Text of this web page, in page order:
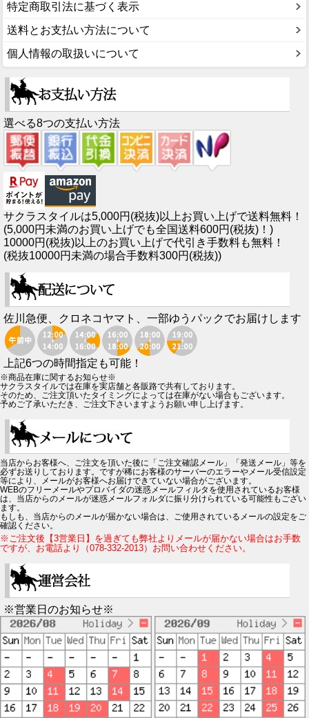
特定商取引法に基づく表示
送料とお支払い方法について
個人情報の取扱いについて
選べる8つの支払い方法
サクラスタイルは5,000円(税抜)以上お買い上げで送料無料！
(5,000円未満のお買い上げでも全国送料600円(税抜)！)
10000円(税抜)以上のお買い上げで代引き手数料も無料！
(税抜10000円未満の場合手数料300円(税抜))
佐川急便、クロネコヤマト、一部ゆうパックでお届けします
上記6つの時間指定も可能！
※商品在庫に関するお知らせ※
サクラスタイルでは在庫を実店舗と各販路で共有しております。
そのため、ご注文頂いたタイミングによっては在庫がない場合もございます。
予めご了承いただき、ご注文下さいますようお願い申し上げます。
当店からお客様へ、ご注文を頂いた後に「ご注文確認メール」「発送メール」等を
必ずお送りしております。ですが稀にお客様のサーバーのエラーやメール受信設定
等により、メールがお客様へお届けできていない場合がございます。
WEBのフリーメールやプロバイダの迷惑メールフィルタを使用されているお客様
は、当店からのメールが迷惑メールフォルダに振り分けられている可能性もござい
ます。
もしも、当店からのメールが届かない場合は、ご使用されているメールの設定をご
確認ください。
※ご注文後【3営業日】を過ぎても弊社よりメールが届かない場合はお手数
ですが、お電話より（078-332-2013）お問い合わせください。
※営業日のお知らせ※